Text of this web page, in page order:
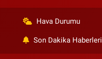
Hava Durumu
Son Dakika Haberleri